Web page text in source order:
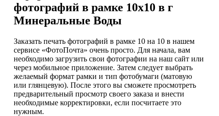
фотографий в рамке 10х10 в г
Минеральные Воды
Заказать печать фотографий в рамке 10 на 10 в нашем
сервисе «ФотоПочта» очень просто. Для начала, вам
необходимо загрузить свои фотографии на наш сайт или
через мобильное приложение. Затем следует выбрать
желаемый формат рамки и тип фотобумаги (матовую
или глянцевую). После этого вы сможете просмотреть
предварительный просмотр своего заказа и внести
необходимые корректировки, если посчитаете это
нужным.